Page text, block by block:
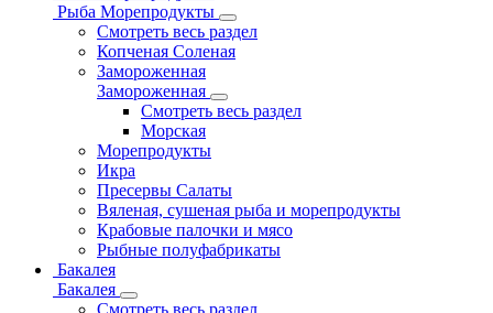
Рыба Морепродукты
Смотреть весь раздел
Копченая Соленая
Замороженная
Замороженная
Смотреть весь раздел
Морская
Морепродукты
Икра
Пресервы Салаты
Вяленая, сушеная рыба и морепродукты
Крабовые палочки и мясо
Рыбные полуфабрикаты
Бакалея
Бакалея
Смотреть весь раздел